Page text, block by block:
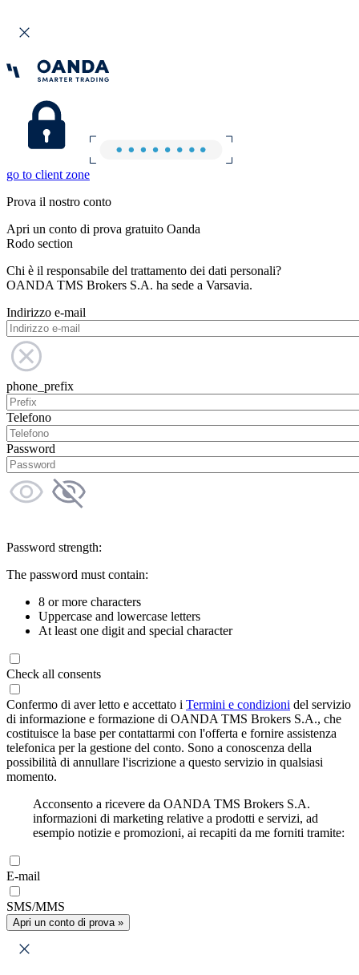
go to client zone
Prova il nostro conto
Apri un conto di prova gratuito Oanda
Rodo section
Chi è il responsabile del trattamento dei dati personali?
OANDA TMS Brokers S.A. ha sede a Varsavia.
Indirizzo e-mail
phone_prefix
Telefono
Password
Password strength:
The password must contain:
8 or more characters
Uppercase and lowercase letters
At least one digit and special character
Check all consents
Confermo di aver letto e accettato i Termini e condizioni del servizio
di informazione e formazione di OANDA TMS Brokers S.A., che
costituisce la base per contattarmi con l'offerta e fornire assistenza
telefonica per la gestione del conto. Sono a conoscenza della
possibilità di annullare l'iscrizione a questo servizio in qualsiasi
momento.
Acconsento a ricevere da OANDA TMS Brokers S.A.
informazioni di marketing relative a prodotti e servizi, ad
esempio notizie e promozioni, ai recapiti da me forniti tramite:
E-mail
SMS/MMS
Apri un conto di prova »